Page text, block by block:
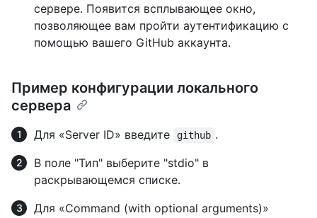
сервере. Появится всплывающее окно,
позволяющее вам пройти аутентификацию с
помощью вашего GitHub аккаунта.
Пример конфигурации локального
сервера
Для «Server ID» введите github .
В поле "Тип" выберите "stdio" в
раскрывающемся списке.
Для «Command (with optional arguments)»